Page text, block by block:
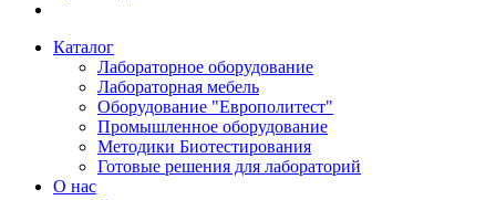
Каталог
Лабораторное оборудование
Лабораторная мебель
Оборудование "Европолитест"
Промышленное оборудование
Методики Биотестирования
Готовые решения для лабораторий
О нас